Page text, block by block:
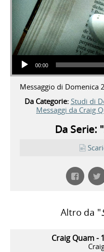
Audio Player
00:00
Messaggio di Domenica
Da Categorie: Studi di
Messaggi da Craig
Da Serie: "
Altro da "
Craig Quam -